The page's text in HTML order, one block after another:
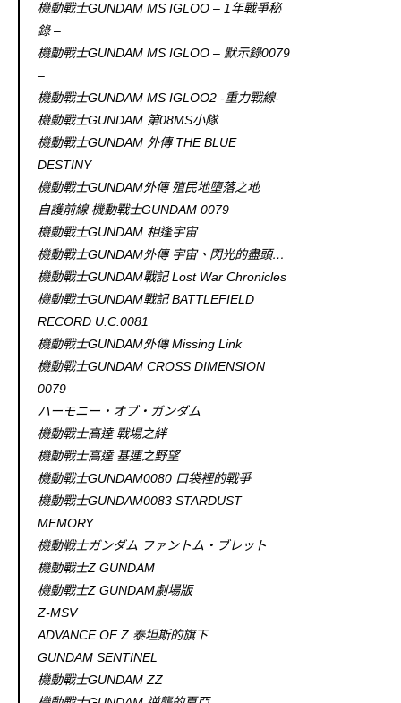
機動戰士GUNDAM MS IGLOO – 1年戰爭秘
錄 –
機動戰士GUNDAM MS IGLOO – 默示錄0079
–
機動戰士GUNDAM MS IGLOO2 -重力戰線-
機動戰士GUNDAM 第08MS小隊
機動戰士GUNDAM 外傳 THE BLUE
DESTINY
機動戰士GUNDAM外傳 殖民地墮落之地
自護前線 機動戰士GUNDAM 0079
機動戰士GUNDAM 相逢宇宙
機動戰士GUNDAM外傳 宇宙、閃光的盡頭…
機動戰士GUNDAM戰記 Lost War Chronicles
機動戰士GUNDAM戰記 BATTLEFIELD
RECORD U.C.0081
機動戰士GUNDAM外傳 Missing Link
機動戰士GUNDAM CROSS DIMENSION
0079
ハーモニー・オブ・ガンダム
機動戰士高達 戰場之絆
機動戰士高達 基連之野望
機動戰士GUNDAM0080 口袋裡的戰爭
機動戰士GUNDAM0083 STARDUST
MEMORY
機動戦士ガンダム ファントム・ブレット
機動戰士Z GUNDAM
機動戰士Z GUNDAM劇場版
Ζ-MSV
ADVANCE OF Ζ 泰坦斯的旗下
GUNDAM SENTINEL
機動戰士GUNDAM ZZ